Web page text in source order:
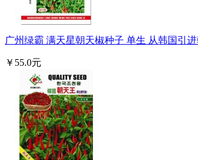
广州绿霸 满天星朝天椒种子 单生 从韩国引进
￥55.0元